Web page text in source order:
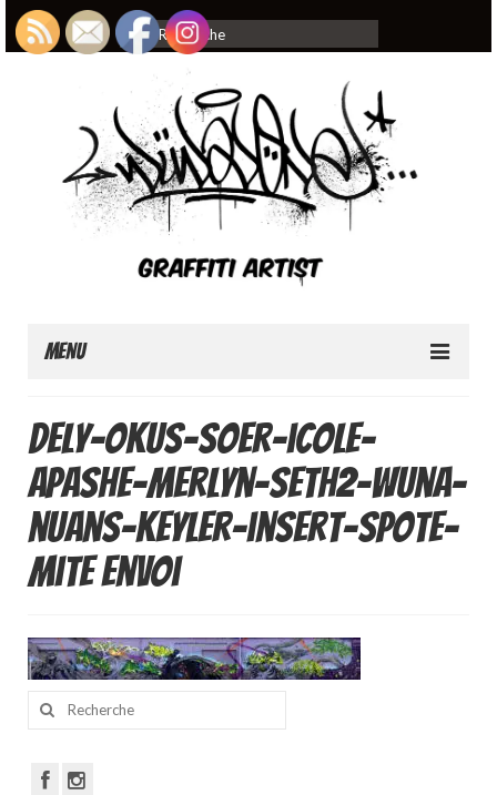
Rechercher
:
Menu
About
Portfolio
Walls
Decor
Custom Art
Canvas
Blog
dely-okus-soer-icole-
apashe-merlyn-seth2-wuna-
nuans-keyler-insert-spote-
mite envoi
Rechercher